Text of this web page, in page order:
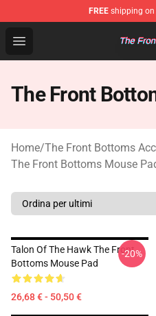
FREE shipping on
Open menu
The Front Bottoms
The Front
Home/The Front Bottoms
The Front Bottoms Mouse
Talon Of The Hawk The Front
Bottoms Mouse Pad
26,68 € - 50,50 €
-20%